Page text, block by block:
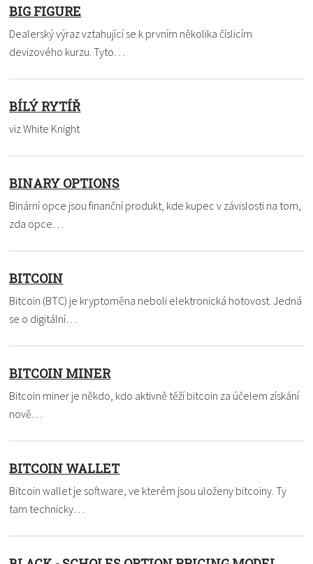
BIG FIGURE
Dealerský výraz vztahující se k prvním několika číslicím
devizového kurzu. Tyto…
BÍLÝ RYTÍŘ
viz White Knight
BINARY OPTIONS
Binární opce jsou finanční produkt, kde kupec v závislosti na tom,
zda opce…
BITCOIN
Bitcoin (BTC) je kryptoměna neboli elektronická hotovost. Jedná
se o digitální…
BITCOIN MINER
Bitcoin miner je někdo, kdo aktivně těží bitcoin za účelem získání
nově…
BITCOIN WALLET
Bitcoin wallet je software, ve kterém jsou uloženy bitcoiny. Ty
tam technicky…